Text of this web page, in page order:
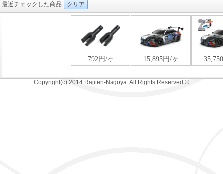
最近チェックした商品 クリア
Copyright(c) 2014 Rajiten-Nagoya. All Rights Reserved.©